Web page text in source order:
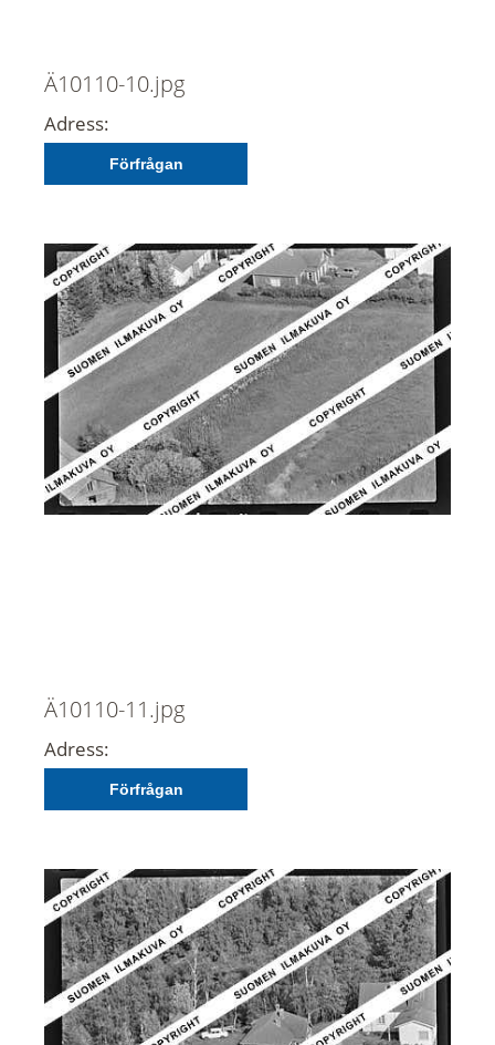
Ä10110-10.jpg
Adress:
Förfrågan
Ä10110-11.jpg
Adress:
Förfrågan